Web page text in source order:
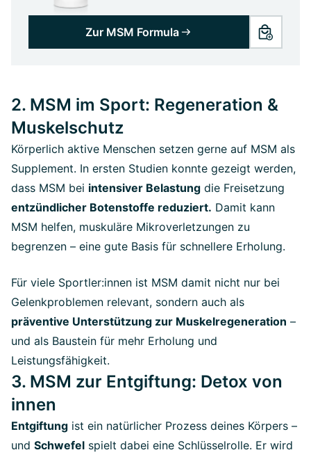
Zur MSM Formula
2. MSM im Sport: Regeneration &
Muskelschutz
Körperlich aktive Menschen setzen gerne auf MSM als
Supplement. In ersten Studien konnte gezeigt werden,
dass MSM bei intensiver Belastung die Freisetzung
entzündlicher Botenstoffe reduziert. Damit kann
MSM helfen, muskuläre Mikroverletzungen zu
begrenzen – eine gute Basis für schnellere Erholung.
Für viele Sportler:innen ist MSM damit nicht nur bei
Gelenkproblemen relevant, sondern auch als
präventive Unterstützung zur Muskelregeneration –
und als Baustein für mehr Erholung und
Leistungsfähigkeit.
3. MSM zur Entgiftung: Detox von
innen
Entgiftung ist ein natürlicher Prozess deines Körpers –
und Schwefel spielt dabei eine Schlüsselrolle. Er wird